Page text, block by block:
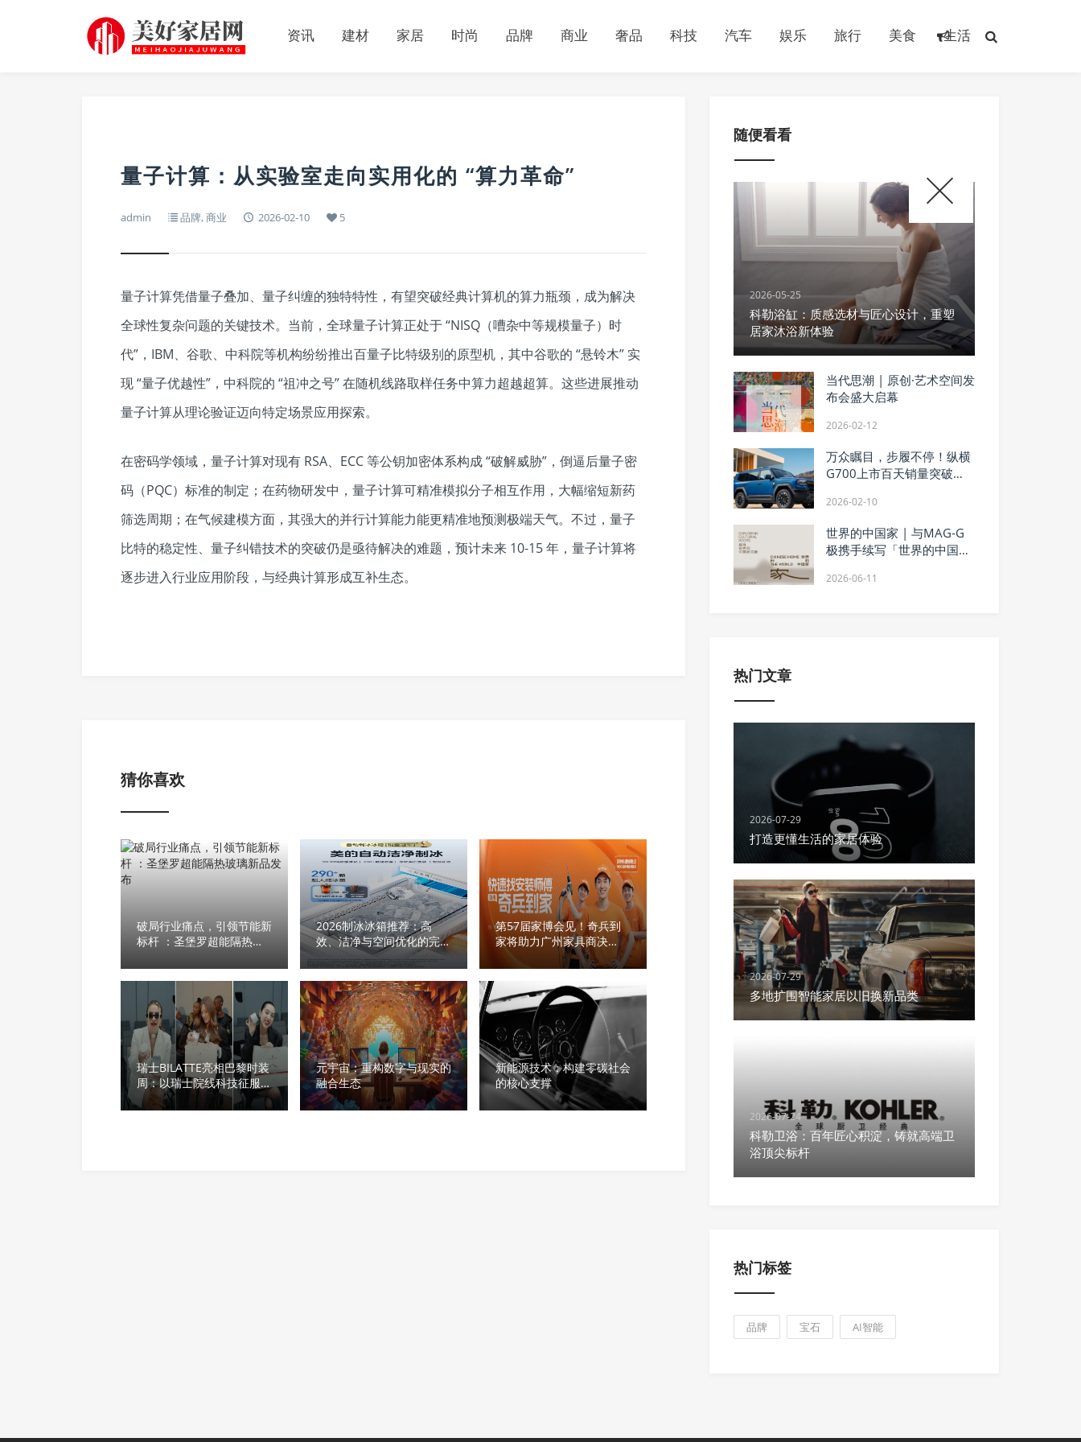
资讯 建材 家居 时尚 品牌 商业 奢品 科技 汽车 娱乐 旅行 美食 生活
量子计算：从实验室走向实用化的 “算力革命”
admin 品牌,商业 2026-02-10 5
量子计算凭借量子叠加、量子纠缠的独特特性，有望突破经典计算机的算力瓶颈，成为解决
全球性复杂问题的关键技术。当前，全球量子计算正处于 “NISQ（嘈杂中等规模量子）时
代”，IBM、谷歌、中科院等机构纷纷推出百量子比特级别的原型机，其中谷歌的 “悬铃木” 实
现 “量子优越性”，中科院的 “祖冲之号” 在随机线路取样任务中算力超越超算。这些进展推动
量子计算从理论验证迈向特定场景应用探索。​
在密码学领域，量子计算对现有 RSA、ECC 等公钥加密体系构成 “破解威胁”，倒逼后量子密
码（PQC）标准的制定；在药物研发中，量子计算可精准模拟分子相互作用，大幅缩短新药
筛选周期；在气候建模方面，其强大的并行计算能力能更精准地预测极端天气。不过，量子
比特的稳定性、量子纠错技术的突破仍是亟待解决的难题，预计未来 10-15 年，量子计算将
逐步进入行业应用阶段，与经典计算形成互补生态。
猜你喜欢
破局行业痛点，引领节能新
标杆 ：圣堡罗超能隔热玻
2026制冰冰箱推荐：高
效、洁净与空间优化的完美
平衡
第57届家博会见！奇兵到
家将助力广州家具商决
瑞士BILATTE亮相巴黎时装
周：以瑞士院线科技征服秀
场，获好莱坞顶级化妆师挚
荐
元宇宙：重构数字与现实的
融合生态
新能源技术：构建零碳社会
的核心支撑
随便看看
2026-05-25
科勒浴缸：质感选材与匠心设计，重塑
居家沐浴新体验
当代思潮 | 原创·艺术空间发
布会盛大启幕
2026-02-12
万众瞩目，步履不停！纵横
G700上市百天销量突破
2026-02-10
世界的中国家 | 与MAG-G
极携手续写「世界的中国
2026-06-11
热门文章
2026-07-29
打造更懂生活的家居体验
2026-07-29
多地扩围智能家居以旧换新品类
2026-07-24
科勒卫浴：百年匠心积淀，铸就高端卫
浴顶尖标杆
热门标签
品牌 宝石 AI智能